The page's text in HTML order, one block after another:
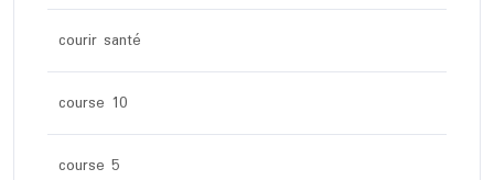
courir santé
course 10
course 5